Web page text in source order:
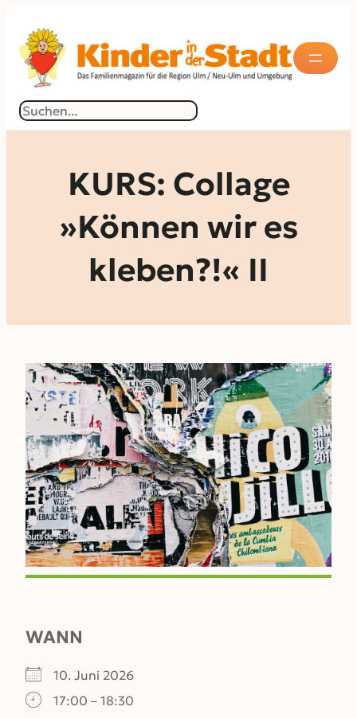
Inhalt
springen
Suchen
KURS: Collage
»Können wir es
kleben?!« II
WANN
10. Juni 2026
17:00 – 18:30